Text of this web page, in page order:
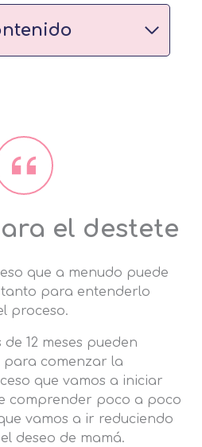
el destete
que a menudo puede
para entenderlo
proceso.
12 meses pueden
para comenzar la
que vamos a iniciar
comprender poco a poco
vamos a ir reduciendo
deseo de mamá.